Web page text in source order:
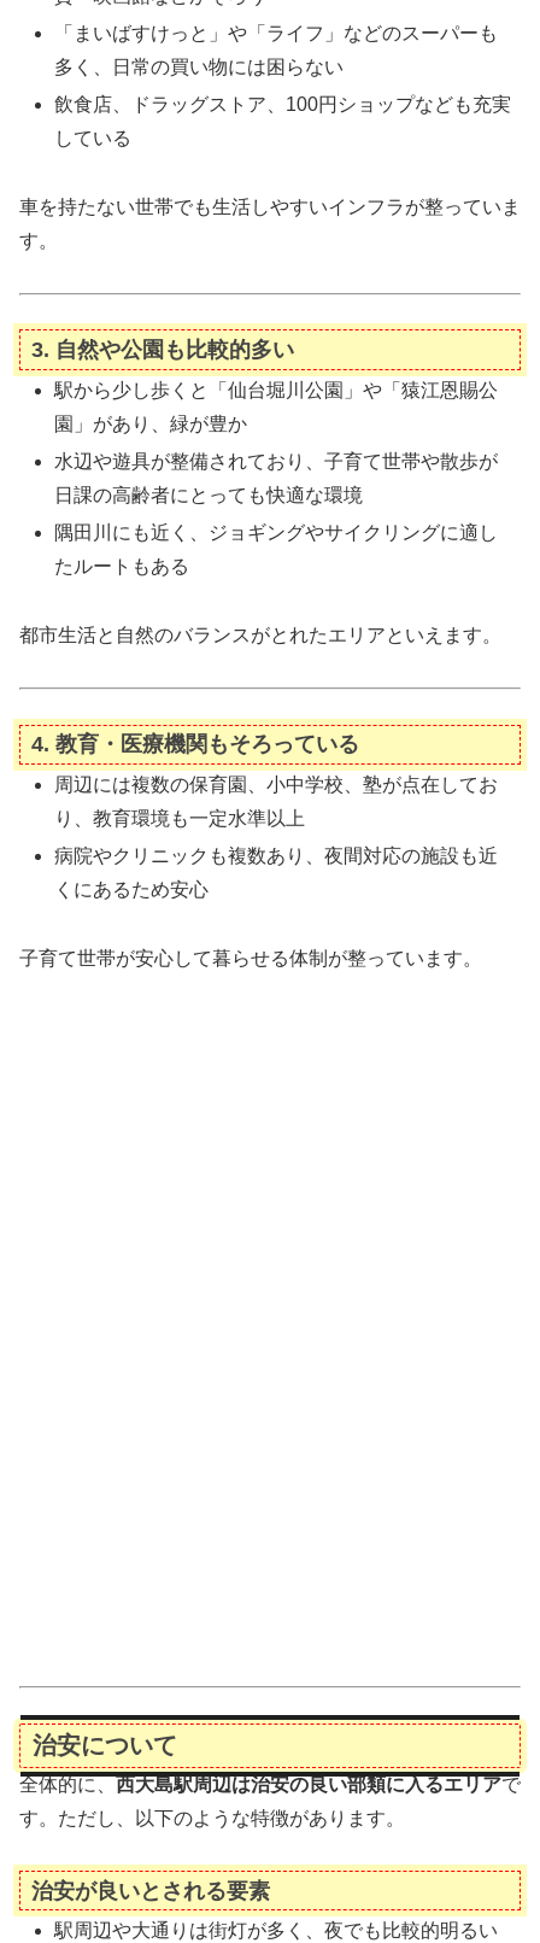
「まいばすけっと」や「ライフ」などのスーパーも
多く、日常の買い物には困らない
飲食店、ドラッグストア、100円ショップなども充実
している
車を持たない世帯でも生活しやすいインフラが整っていま
す。
3. 自然や公園も比較的多い
駅から少し歩くと「仙台堀川公園」や「猿江恩賜公
園」があり、緑が豊か
水辺や遊具が整備されており、子育て世帯や散歩が
日課の高齢者にとっても快適な環境
隅田川にも近く、ジョギングやサイクリングに適し
たルートもある
都市生活と自然のバランスがとれたエリアといえます。
4. 教育・医療機関もそろっている
周辺には複数の保育園、小中学校、塾が点在してお
り、教育環境も一定水準以上
病院やクリニックも複数あり、夜間対応の施設も近
くにあるため安心
子育て世帯が安心して暮らせる体制が整っています。
治安について
全体的に、 西大島駅周辺は治安の良い部類に入るエリアで
す。ただし、以下のような特徴があります。
治安が良いとされる要素
駅周辺や大通りは街灯が多く、夜でも比較的明るい